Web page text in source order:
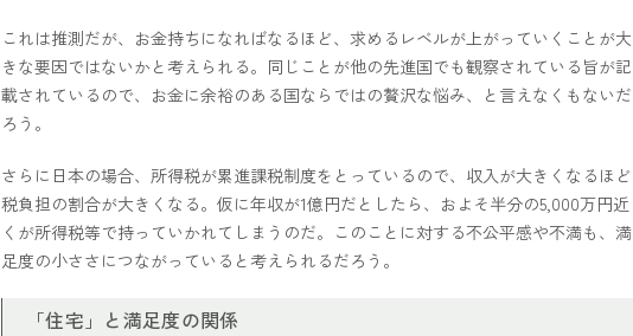
これは推測だが、お金持ちになればなるほど、求めるレベルが上がっていくことが大
きな要因ではないかと考えられる。同じことが他の先進国でも観察されている旨が記
載されているので、お金に余裕のある国ならではの贅沢な悩み、と言えなくもないだ
ろう。
さらに日本の場合、所得税が累進課税制度をとっているので、収入が大きくなるほど
税負担の割合が大きくなる。仮に年収が1億円だとしたら、およそ半分の5,000万円近
くが所得税等で持っていかれてしまうのだ。このことに対する不公平感や不満も、満
足度の小ささにつながっていると考えられるだろう。
「住宅」と満足度の関係